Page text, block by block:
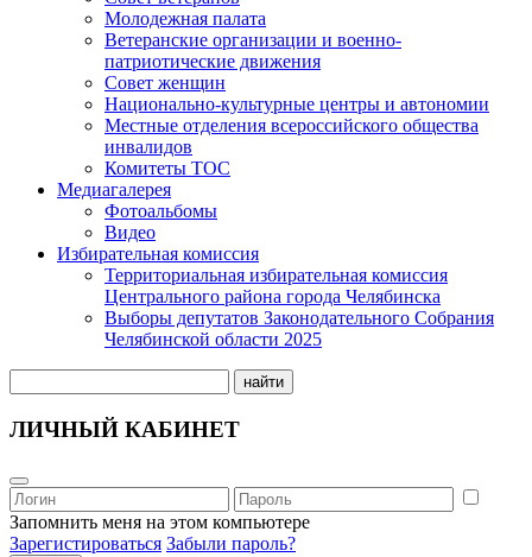
Молодежная палата
Ветеранские организации и военно-
патриотические движения
Совет женщин
Национально-культурные центры и автономии
Местные отделения всероссийского общества
инвалидов
Комитеты ТОС
Медиагалерея
Фотоальбомы
Видео
Избирательная комиссия
Территориальная избирательная комиссия
Центрального района города Челябинска
Выборы депутатов Законодательного Собрания
Челябинской области 2025
найти
ЛИЧНЫЙ КАБИНЕТ
Запомнить меня на этом компьютере
Зарегистироваться Забыли пароль?